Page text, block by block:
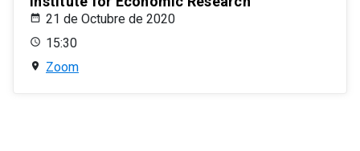
21 de Octubre de 2020
15:30
Zoom